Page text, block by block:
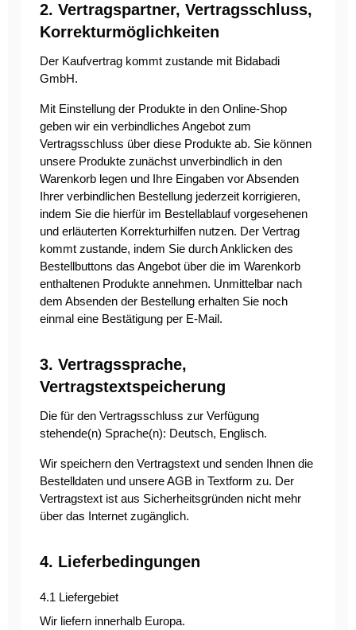
2. Vertragspartner, Vertragsschluss,
Korrekturmöglichkeiten
Der Kaufvertrag kommt zustande mit Bidabadi
GmbH.
Mit Einstellung der Produkte in den Online-Shop
geben wir ein verbindliches Angebot zum
Vertragsschluss über diese Produkte ab. Sie können
unsere Produkte zunächst unverbindlich in den
Warenkorb legen und Ihre Eingaben vor Absenden
Ihrer verbindlichen Bestellung jederzeit korrigieren,
indem Sie die hierfür im Bestellablauf vorgesehenen
und erläuterten Korrekturhilfen nutzen. Der Vertrag
kommt zustande, indem Sie durch Anklicken des
Bestellbuttons das Angebot über die im Warenkorb
enthaltenen Produkte annehmen. Unmittelbar nach
dem Absenden der Bestellung erhalten Sie noch
einmal eine Bestätigung per E-Mail.
3. Vertragssprache,
Vertragstextspeicherung
Die für den Vertragsschluss zur Verfügung
stehende(n) Sprache(n): Deutsch, Englisch.
Wir speichern den Vertragstext und senden Ihnen die
Bestelldaten und unsere AGB in Textform zu. Der
Vertragstext ist aus Sicherheitsgründen nicht mehr
über das Internet zugänglich.
4. Lieferbedingungen
4.1 Liefergebiet
Wir liefern innerhalb Europa.